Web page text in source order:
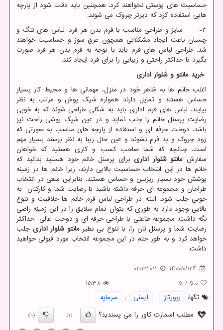
حساسیت های پوستی نخواهند کرد. همچنین باید دقت شود از پارچه
هایی استفاده کرد که دیرتر چروک می شوند.
3- سایز و طراحی مناسب با فرم بدن هر فرد: لباس های تنگ و
چسبان باعث ایجاد مشکلاتی همچون عرق سوز و حساسیت خواهند
شد. طراحی لباس های فرم باید با توجه به فرم بدن هر فرد صورت
بگیرد تا حداکثر راحتی و زیبایی را برای فرد ایجاد کند.
خرید مانتو و شلوار اداری
اغلب خانم ها به ظاهر خود در منزل، مهمانی ها و محیط کار بسیار
حساس هستند و تمایل دارند همواره شیک پوش و مرتب به نظر
بیایند. لباس های فرم اداری باید به شکلی طراحی شوند که به خوبی
رضایت پرسنل خانم را جلب نماید و در عین شیک پوشی راحت نیز
باشد. دوخت حرفه ای و استفاده از پارچه های مناسب به صورتی که
زود چروک و بد فرم نشوند و عین حال زیبا به نظر برسند بسیار مهم
است. چنانچه که شما صاحب کسب و کاری هستید که خواهان
سفارش مانتو شلوار اداری برای پرسنل خانم خود هستید بدانید که
خانم ها در این انتخاب حساسیت بالایی دارند، زیرا خانم ها در زمینه
پوشش خود بسیار ریزبین و حساس هستند. بنابراین سعی در انتخاب
طراحان و مجموعه ای حرفه داشته باشید تا رضایت شما و کارکنان به
خوبی جلب شود. البته در طراحی لباس فرم خانم ها خلاقیت و تنوع
بالایی وجود دارد به طوری که بتوان تمام سلایق را در این زمینه راضی
نگه داشت. مجموعه طاعتی با طراحی حرفه ای و دوخت عالی حداکثر
رضایت شما و پرسنل تان را، با تنوع بی نظیرمانتو شلوار اداری جلب
خواهد کرد و به طور حتم در این مجموعه انتخاب مورد قبولی خواهید
داشت.
1400/01/24
02:22:02
5.0
/
5
1538
تگها:
رپورتاژ , ایمنی ,
سرمایه
مطلب اسمارت کاور را می پسندید؟
(1)
(0)